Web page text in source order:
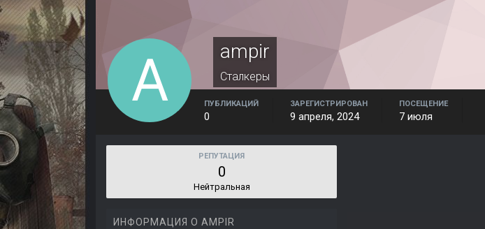
ampir
Сталкеры
ПУБЛИКАЦИЙ
0
ЗАРЕГИСТРИРОВАН
9 апреля, 2024
ПОСЕЩЕНИЕ
7 июля
РЕПУТАЦИЯ
0
Нейтральная
ИНФОРМАЦИЯ О AMPIR